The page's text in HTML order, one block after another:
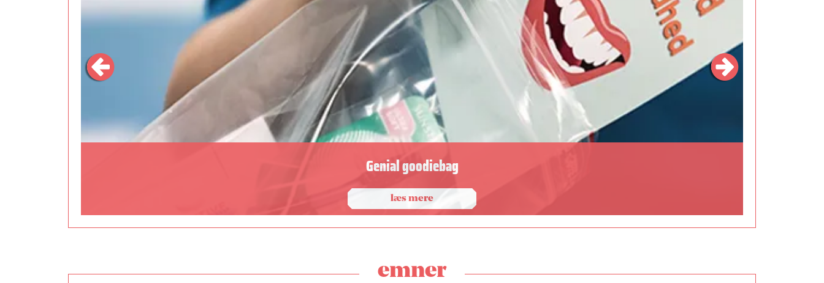
Genial goodiebag
læs mere
emner